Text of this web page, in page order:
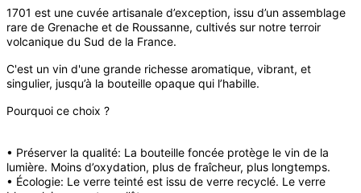
1701 est une cuvée artisanale d’exception, issu d’un assemblage
rare de Grenache et de Roussanne, cultivés sur notre terroir
volcanique du Sud de la France.
C'est un vin d'une grande richesse aromatique, vibrant, et
singulier, jusqu’à la bouteille opaque qui l’habille.
Pourquoi ce choix ?
• Préserver la qualité: La bouteille foncée protège le vin de la
lumière. Moins d’oxydation, plus de fraîcheur, plus longtemps.
• Écologie: Le verre teinté est issu de verre recyclé. Le verre